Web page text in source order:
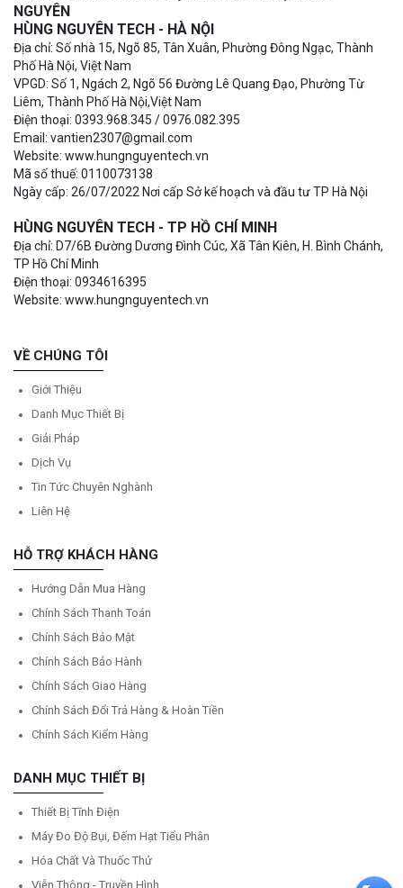
NGUYÊN
HÙNG NGUYÊN TECH - HÀ NỘI
Địa chỉ: Số nhà 15, Ngõ 85, Tân Xuân, Phường Đông Ngạc, Thành
Phố Hà Nội, Việt Nam
VPGD: Số 1, Ngách 2, Ngõ 56 Đường Lê Quang Đạo, Phường Từ
Liêm, Thành Phố Hà Nội,Việt Nam
Điện thoại: 0393.968.345 / 0976.082.395
Email: vantien2307@gmail.com
Website: www.hungnguyentech.vn
Mã số thuế: 0110073138
Ngày cấp: 26/07/2022 Nơi cấp Sở kế hoạch và đầu tư TP Hà Nội
HÙNG NGUYÊN TECH - TP HỒ CHÍ MINH
Địa chỉ: D7/6B Đường Dương Đình Cúc, Xã Tân Kiên, H. Bình Chánh,
TP Hồ Chí Minh
Điện thoại: 0934616395
Website: www.hungnguyentech.vn
VỀ CHÚNG TÔI
Giới Thiệu
Danh Mục Thiết Bị
Giải Pháp
Dịch Vụ
Tin Tức Chuyên Nghành
Liên Hệ
HỖ TRỢ KHÁCH HÀNG
Hướng Dẫn Mua Hàng
Chính Sách Thanh Toán
Chính Sách Bảo Mật
Chính Sách Bảo Hành
Chính Sách Giao Hàng
Chính Sách Đổi Trả Hàng & Hoàn Tiền
Chính Sách Kiểm Hàng
DANH MỤC THIẾT BỊ
Thiết Bị Tĩnh Điện
Máy Đo Độ Bụi, Đếm Hạt Tiểu Phân
Hóa Chất Và Thuốc Thử
Viễn Thông - Truyền Hình